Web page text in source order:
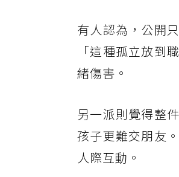
有人認為，公開
「這種孤立放到
緒傷害。
另一派則覺得整
孩子更難交朋友
人際互動。